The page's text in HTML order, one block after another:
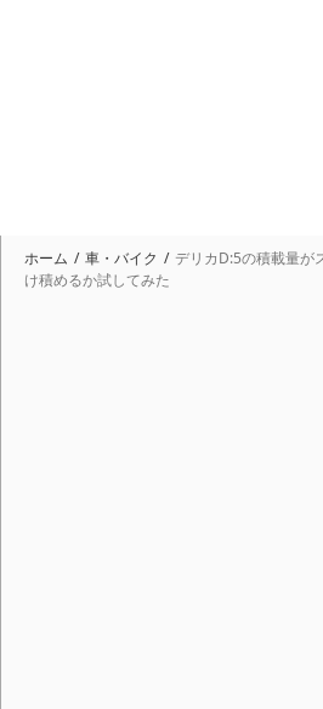
ホーム 車・バイク
デリカD:5の積載量が
け積めるか試してみた